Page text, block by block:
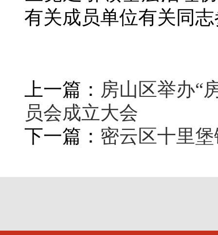
有关成员单位有关同
上一篇： 房山区举办“
员会成立大会
下一篇： 密云区十里